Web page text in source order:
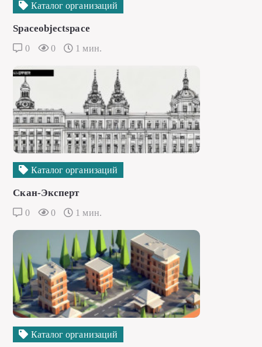
Каталог организаций
Spaceobjectspace
0 0 1 мин.
Каталог организаций
Скан-Эксперт
0 0 1 мин.
Каталог организаций